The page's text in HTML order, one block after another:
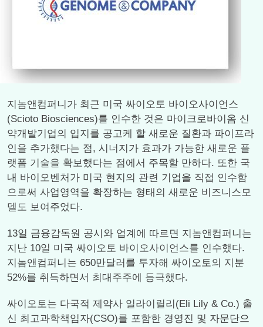
지놈앤컴퍼니가 최근 미국 싸이오토 바이오사이언스
(Scioto Biosciences)를 인수한 것은 마이크로바이옴 신
약개발기업의 입지를 공고케 할 새로운 질환과 파이프라
인을 추가했다는 점, 시너지가 효과가 가능한 새로운 플
랫폼 기술을 확보했다는 점에서 주목할 만하다. 또한 국
내 바이오벤처가 미국 현지의 관련 기업을 직접 인수함
으로써 사업영역을 확장하는 형태의 새로운 비즈니스모
델도 보여주었다.
13일 금융감독원 공시와 업계에 따르면 지놈앤컴퍼니는
지난 10일 미국 싸이오토 바이오사이언스를 인수했다.
지놈앤컴퍼니는 650만달러를 투자해 싸이오토의 지분
52%를 취득하면서 최대주주에 등극했다.
싸이오토는 다국적 제약사 일라이릴리(Eli Lily & Co.) 출
신 최고과학책임자(CSO)를 포함한 경영진 및 자문단으